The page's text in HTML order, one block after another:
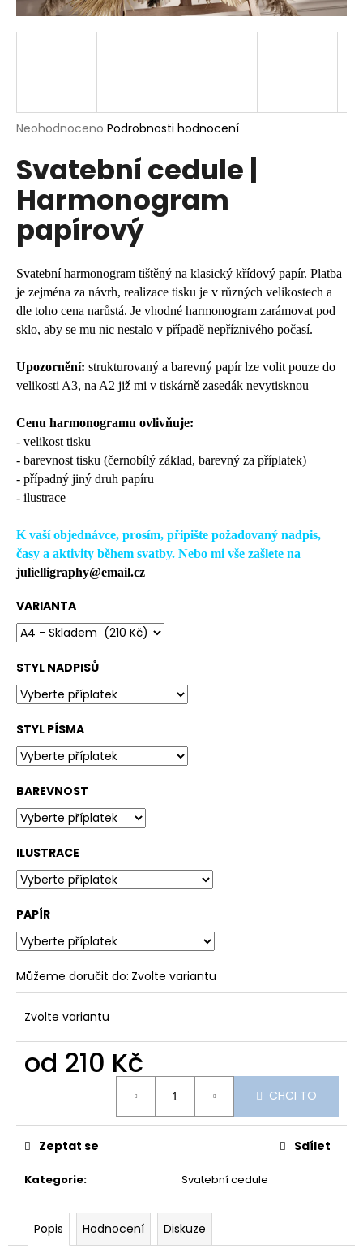
Průměrné
produktu
je
0,0
5
hvězdiček.
Neohodnoceno Podrobnosti hodnocení
Svatební cedule |
Harmonogram
papírový
Svatební harmonogram tištěný na klasický křídový papír. Platba
je zejména za návrh, realizace tisku je v různých velikostech a
dle toho cena narůstá. Je vhodné harmonogram zarámovat pod
sklo, aby se mu nic nestalo v případě nepříznivého počasí.
Upozornění: strukturovaný a barevný papír lze volit pouze do
velikosti A3, na A2 již mi v tiskárně zasedák nevytisknou
Cenu harmonogramu ovlivňuje:
- velikost tisku
- barevnost tisku (černobílý základ, barevný za příplatek)
- případný jiný druh papíru
- ilustrace
K vaší objednávce, prosím, připište požadovaný nadpis,
časy a aktivity během svatby. Nebo mi vše zašlete na
julielligraphy@email.cz
VARIANTA
STYL NADPISŮ
STYL PÍSMA
BAREVNOST
ILUSTRACE
PAPÍR
Můžeme doručit do: Zvolte variantu
Zvolte variantu
od 210 Kč
CHCI TO
Kategorie: Svatební cedule
Zeptat se Sdílet
Popis Hodnocení Diskuze
a
j
?
o
p
o
r
č
u
e
m
e